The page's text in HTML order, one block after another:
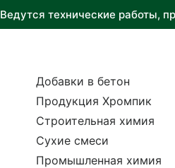
Ведутся технические работы,
Добавки в бетон
Продукция Хромпик
Строительная химия
Сухие смеси
Промышленная химия